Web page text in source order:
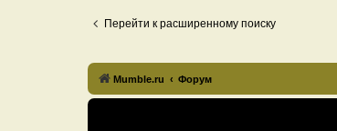
Перейти к расширенному поиску
Mumble.ru Форум